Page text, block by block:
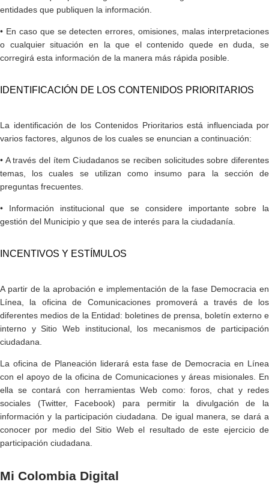
entidades que publiquen la información.
• En caso que se detecten errores, omisiones, malas interpretaciones
o cualquier situación en la que el contenido quede en duda, se
corregirá esta información de la manera más rápida posible.
IDENTIFICACIÓN DE LOS CONTENIDOS PRIORITARIOS
La identificación de los Contenidos Prioritarios está influenciada por
varios factores, algunos de los cuales se enuncian a continuación:
• A través del ítem Ciudadanos se reciben solicitudes sobre diferentes
temas, los cuales se utilizan como insumo para la sección de
preguntas frecuentes.
• Información institucional que se considere importante sobre la
gestión del Municipio y que sea de interés para la ciudadanía.
INCENTIVOS Y ESTÍMULOS
A partir de la aprobación e implementación de la fase Democracia en
Línea, la oficina de Comunicaciones promoverá a través de los
diferentes medios de la Entidad: boletines de prensa, boletín externo e
interno y Sitio Web institucional, los mecanismos de participación
ciudadana.
La oficina de Planeación liderará esta fase de Democracia en Línea
con el apoyo de la oficina de Comunicaciones y áreas misionales. En
ella se contará con herramientas Web como: foros, chat y redes
sociales (Twitter, Facebook) para permitir la divulgación de la
información y la participación ciudadana. De igual manera, se dará a
conocer por medio del Sitio Web el resultado de este ejercicio de
participación ciudadana.​​​​​​​​​
Mi Colombia Digital